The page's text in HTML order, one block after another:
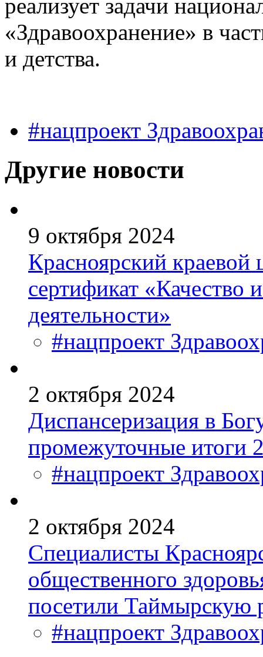
реализует задачи
«Здравоохранение» в
и детства.
#нацпроект
Другие новости
9 октября 2024
Красноярский
сертификат «Качество
деятельности»
#нацпроект
2 октября 2024
Диспансеризация в
промежуточные итоги
#нацпроект
2 октября 2024
Специалисты
общественного
посетили Таймырскую
#нацпроект